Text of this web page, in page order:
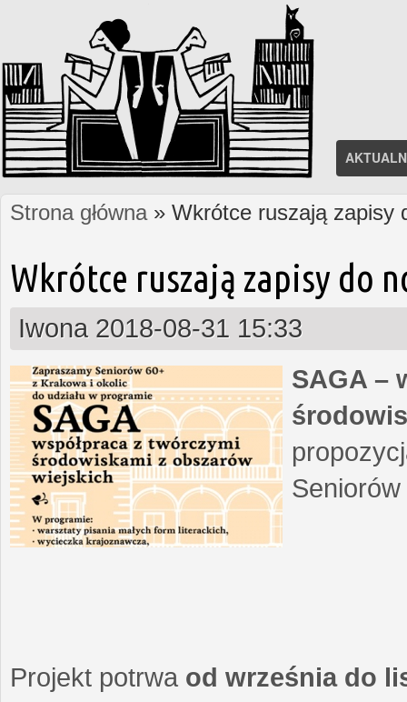
Jesteś tutaj
Strona główna» Wkrótce ruszają zapisy
Wkrótce ruszają zapisy do
Iwona 2018-08-31 15:33
SAGA –
Projekt potrwa od września do